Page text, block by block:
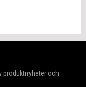
produktnyheter och